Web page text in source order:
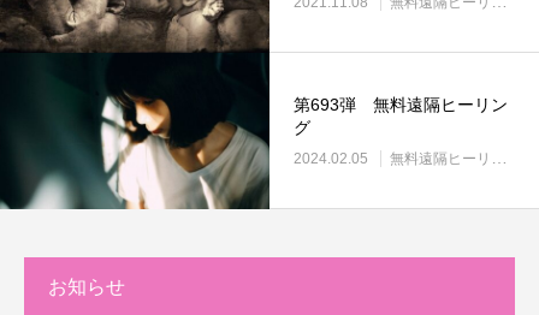
第693弾 無料遠隔ヒーリン
グ
2024.02.05 無料遠隔ヒーリング
お知らせ